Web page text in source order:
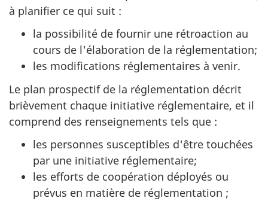
à planifier ce qui suit :
la possibilité de fournir une rétroaction au
cours de l'élaboration de la réglementation;
les modifications réglementaires à venir.
Le plan prospectif de la réglementation décrit
brièvement chaque initiative réglementaire, et il
comprend des renseignements tels que :
les personnes susceptibles d'être touchées
par une initiative réglementaire;
les efforts de coopération déployés ou
prévus en matière de réglementation ;